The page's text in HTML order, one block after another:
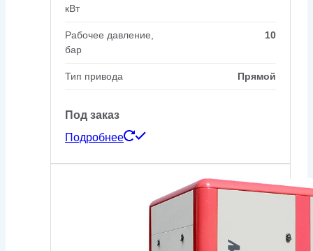
кВт
Рабочее давление,
бар
10
Тип привода Прямой
Под заказ
Подробнее